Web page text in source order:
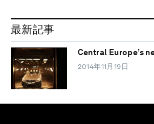
最新記事
Central Europe’s
2014年11月19日